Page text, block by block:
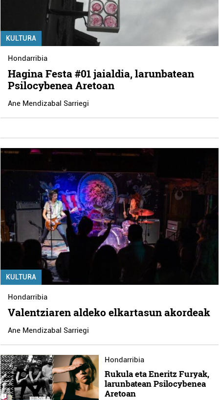
KULTURA
Hondarribia
Hagina Festa #01 jaialdia, larunbatean
Psilocybenea Aretoan
Ane Mendizabal Sarriegi
KULTURA
Hondarribia
Valentziaren aldeko elkartasun akordeak
Ane Mendizabal Sarriegi
Hondarribia
Rukula eta Eneritz Furyak,
larunbatean Psilocybenea
Aretoan